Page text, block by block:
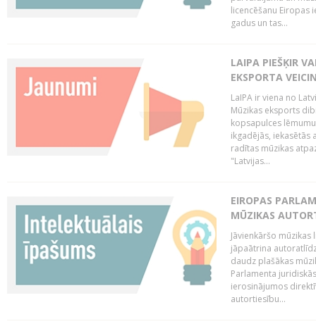
licencēšanu Eiropas
gadus un tas...
LAIPA PIEŠĶIR
EKSPORTA
LaIPA ir viena no
Mūzikas eksports
kopsapulces
ikgadējās, iekasētās
radītas mūzikas
"Latvijas...
EIROPAS
MŪZIKAS
Jāvienkāršo
jāpaātrina
daudz plašākas
Parlamenta
ierosinājumos
autortiesību...